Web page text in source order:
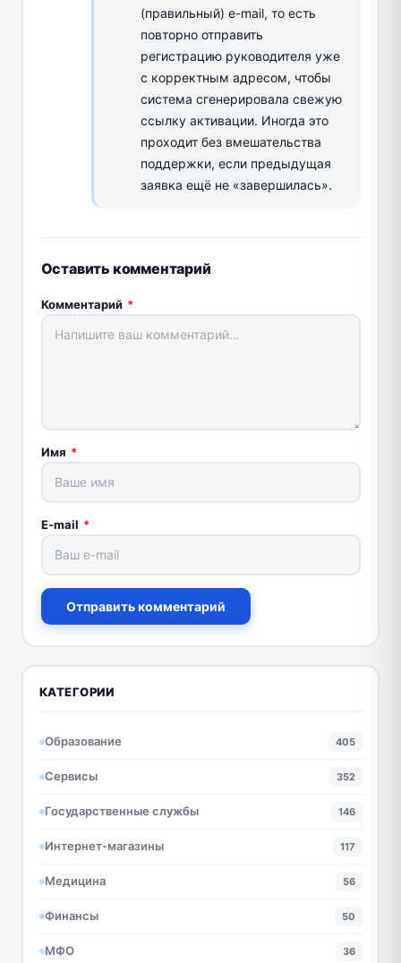
(правильный) e-mail, то есть
повторно отправить
регистрацию руководителя уже
с корректным адресом, чтобы
система сгенерировала свежую
ссылку активации. Иногда это
проходит без вмешательства
поддержки, если предыдущая
заявка ещё не «завершилась».
Оставить комментарий
Комментарий *
Имя *
E-mail *
Отправить комментарий
КАТЕГОРИИ
Образование 405
Сервисы 352
Государственные службы 146
Интернет-магазины 117
Медицина 56
Финансы 50
МФО 36